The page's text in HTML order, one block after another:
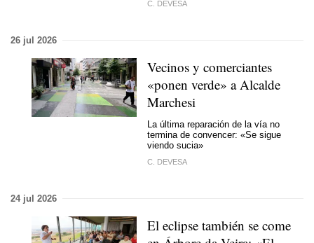
C. DEVESA
26 jul 2026
Vecinos y comerciantes
«ponen verde» a Alcalde
Marchesi
La última reparación de la vía no
termina de convencer: «Se sigue
viendo sucia»
C. DEVESA
24 jul 2026
El eclipse también se come